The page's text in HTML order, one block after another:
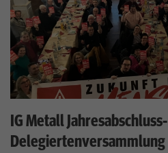
IG Metall Jahresabschluss-
Delegiertenversammlung